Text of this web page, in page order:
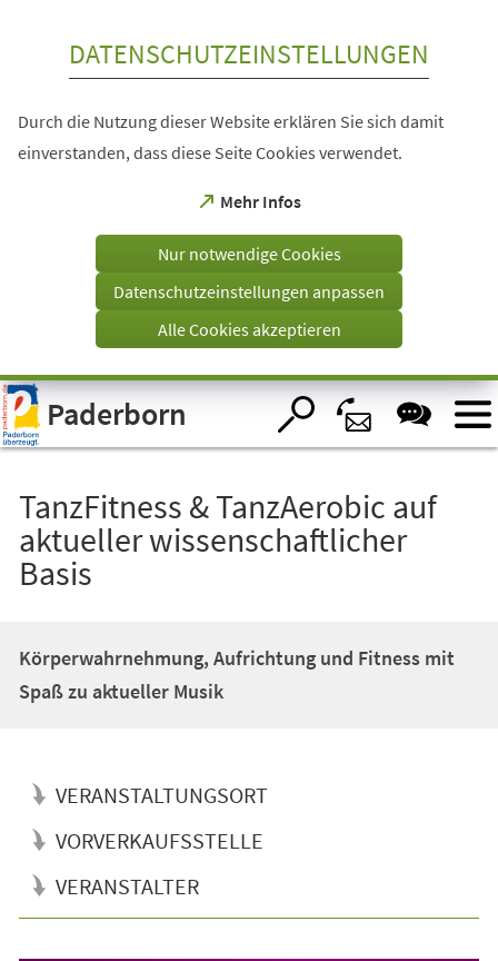
Visuelle
Assistenzsoftware
öffnen.
DATENSCHUTZEINSTELLUNGEN
Durch die Nutzung dieser Website erklären Sie sich damit
einverstanden, dass diese Seite Cookies verwendet.
Mehr Infos
(Öffnet
einem
Tab)
Nur notwendige Cookies
Datenschutzeinstellungen anpassen
Alle Cookies akzeptieren
Paderborn
TanzFitness & TanzAerobic auf
aktueller wissenschaftlicher
Basis
Körperwahrnehmung, Aufrichtung und Fitness mit
Spaß zu aktueller Musik
VERANSTALTUNGSORT
VORVERKAUFSSTELLE
VERANSTALTER